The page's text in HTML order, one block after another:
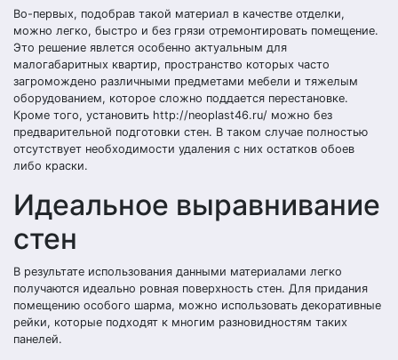
Во-первых, подобрав такой материал в качестве отделки,
можно легко, быстро и без грязи отремонтировать помещение.
Это решение явлется особенно актуальным для
малогабаритных квартир, пространство которых часто
загромождено различными предметами мебели и тяжелым
оборудованием, которое сложно поддается перестановке.
Кроме того, установить http://neoplast46.ru/ можно без
предварительной подготовки стен. В таком случае полностью
отсутствует необходимости удаления с них остатков обоев
либо краски.
Идеальное выравнивание
стен
В результате использования данными материалами легко
получаются идеально ровная поверхность стен. Для придания
помещению особого шарма, можно использовать декоративные
рейки, которые подходят к многим разновидностям таких
панелей.